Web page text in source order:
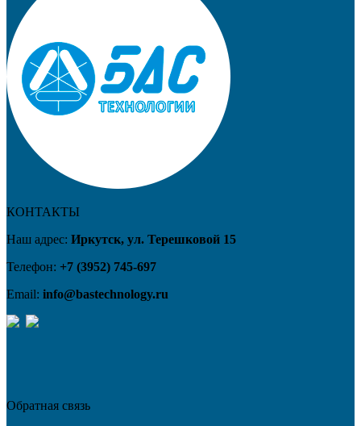
КОНТАКТЫ
Наш адрес: Иркутск, ул. Терешковой 15
Телефон: +7 (3952) 745-697
Email: info@bastechnology.ru
Обратная связь